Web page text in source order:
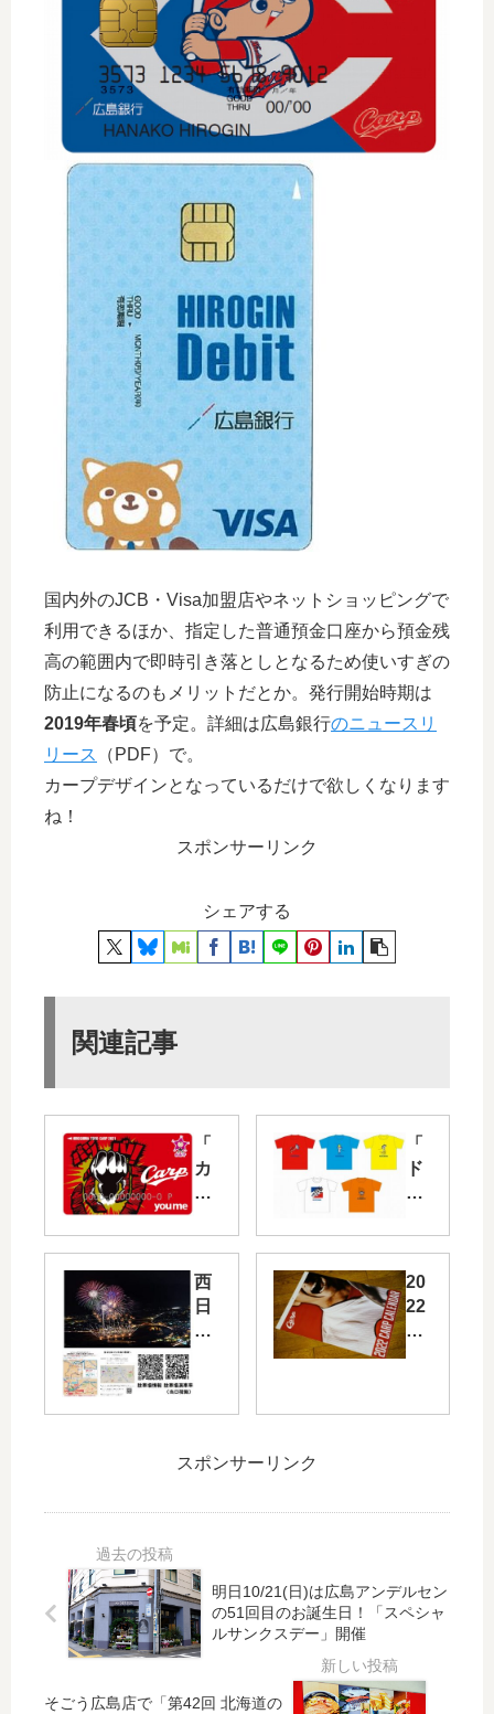
国内外のJCB・Visa加盟店やネットショッピングで
利用できるほか、指定した普通預金口座から預金残
高の範囲内で即時引き落としとなるため使いすぎの
防止になるのもメリットだとか。発行開始時期は
2019年春頃を予定。詳細は広島銀行のニュースリ
リース
（PDF）で。
カープデザインとなっているだけで欲しくなります
ね！
スポンサーリンク
シェアする
関連記事
「
カ
ー
ゆ
か
（
20
度
）
が
！
カ
ー
ド
行
「
ド
ア
の
カ
タ
キ
を
う
て
ー
本
日
（
木
西
日
本
響
で
な
っ
て
い
三
20
22
年
度
ー
」
よ
スポンサーリンク
明日10/21(日)は広島アンデルセン
の51回目のお誕生日！「スペシャ
ルサンクスデー」開催
そごう広島店で「第42回 北海道の